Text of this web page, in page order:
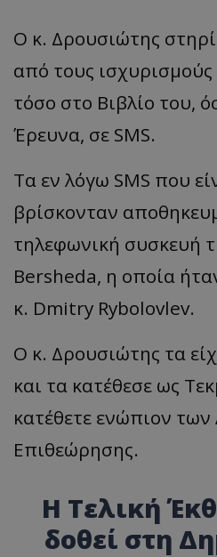
Ο κ. Δρουσιώτης
από τους
τόσο στο Βιβλίο του,
Έρευνα, σε SMS.
Τα εν λόγω SMS που
βρίσκονταν
τηλεφωνική συσκευή
Bersheda, η οποία
κ. Dmitry Rybolovlev.
Ο κ. Δρουσιώτης τα
και τα κατέθεσε ως
κατέθετε ενώπιον
Επιθεώρησης.
Η Τελική
δοθεί στη